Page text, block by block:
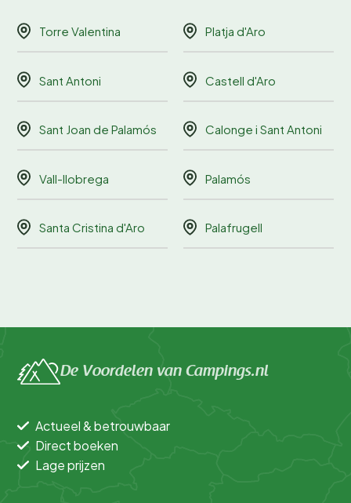
Torre Valentina Platja d'Aro
Sant Antoni Castell d'Aro
Sant Joan de Palamós Calonge i Sant Antoni
Vall-llobrega Palamós
Santa Cristina d'Aro Palafrugell
De Voordelen van Campings.nl
Actueel & betrouwbaar
Direct boeken
Lage prijzen